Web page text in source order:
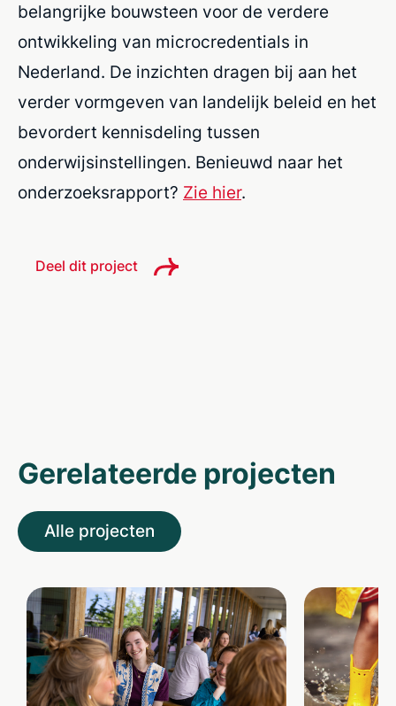
belangrijke bouwsteen voor de verdere
ontwikkeling van microcredentials in
Nederland. De inzichten dragen bij aan het
verder vormgeven van landelijk beleid en het
bevordert kennisdeling tussen
onderwijsinstellingen. Benieuwd naar het
onderzoeksrapport? Zie hier.
Deel dit project
Gerelateerde projecten
Alle projecten